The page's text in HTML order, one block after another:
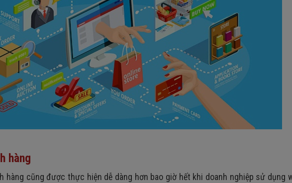
hàng
hàng cũng được thực hiện dễ dàng hơn bao giờ hết khi doanh nghiệp sử dụng